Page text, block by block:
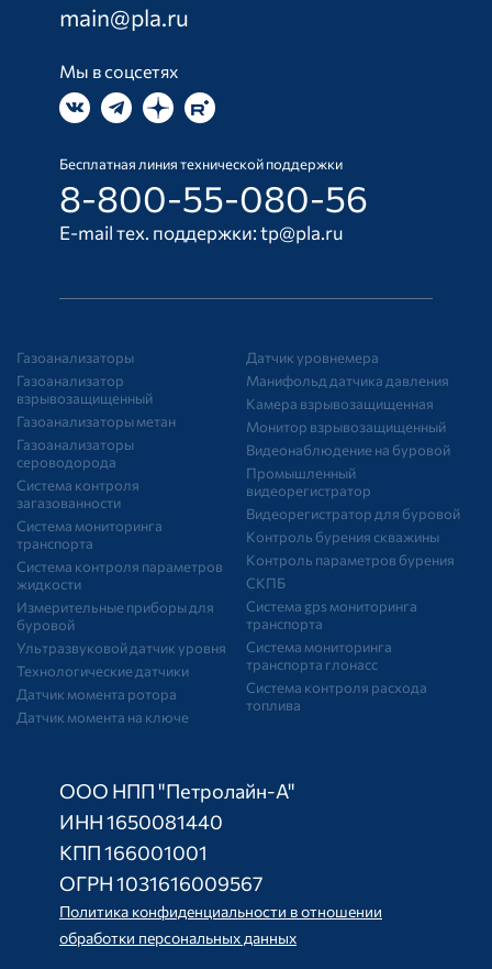
main@pla.ru
Мы в соцсетях
Бесплатная линия технической поддержки
8-800-55-080-56
E-mail тех. поддержки:tp@pla.ru
Газоанализаторы
Газоанализатор
взрывозащищенный
Газоанализаторы метан
Газоанализаторы
сероводорода
Система контроля
загазованности
Система мониторинга
транспорта
Система контроля параметров
жидкости
Измерительные приборы для
буровой
Ультразвуковой датчик уровня
Технологические датчики
Датчик момента ротора
Датчик момента на ключе
Датчик уровнемера
Манифольд датчика давления
Камера взрывозащищенная
Монитор взрывозащищенный
Видеонаблюдение на буровой
Промышленный
видеорегистратор
Видеорегистратор для буровой
Контроль бурения скважины
Контроль параметров бурения
СКПБ
Система gps мониторинга
транспорта
Система мониторинга
транспорта глонасс
Система контроля расхода
топлива
ООО НПП "Петролайн-А"
ИНН 1650081440
КПП 166001001
ОГРН 1031616009567
Политика конфиденциальности в отношении
обработки персональных данных